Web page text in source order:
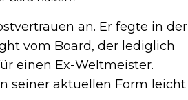
an. Er fegte in der
vom Board, der lediglich
einen Ex-Weltmeister.
seiner aktuellen Form leicht